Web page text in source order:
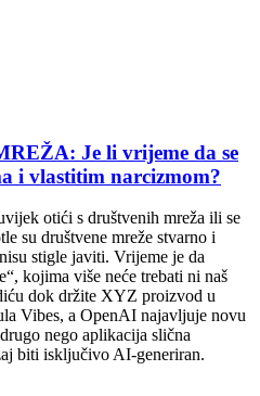
Je li vrijeme da se
i vlastitim narcizmom?
otići s društvenih mreža ili se
su društvene mreže stvarno i
stigle javiti. Vrijeme je da
kojima više neće trebati ni naš
dok držite XYZ proizvod u
Vibes, a OpenAI najavljuje novu
nego aplikacija slična
biti isključivo AI-generiran.